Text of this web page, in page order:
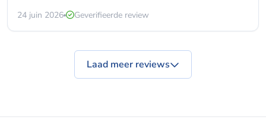
24 juin 2026 Geverifieerde review
Laad meer reviews